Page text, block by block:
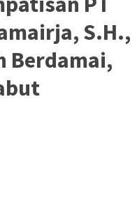
S.H.,
Berdamai,